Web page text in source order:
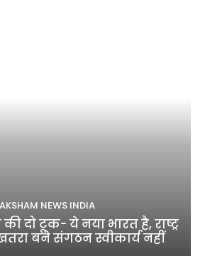
NEWS INDIA
की दो टूक- ये नया भारत है, राष्ट्र
बने संगठन स्वीकार्य नहीं